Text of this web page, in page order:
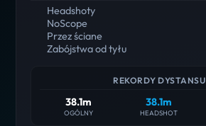
Headshoty
NoScope
Przez ściane
Zabójstwa od tyłu
REKORDY DYSTANSU
38.1m
OGÓLNY
38.1m
HEADSHOT